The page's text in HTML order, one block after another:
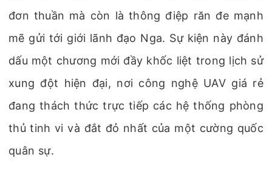
đơn thuần mà còn là thông điệp răn đe mạnh
mẽ gửi tới giới lãnh đạo Nga. Sự kiện này đánh
dấu một chương mới đầy khốc liệt trong lịch sử
xung đột hiện đại, nơi công nghệ UAV giá rẻ
đang thách thức trực tiếp các hệ thống phòng
thủ tinh vi và đắt đỏ nhất của một cường quốc
quân sự.